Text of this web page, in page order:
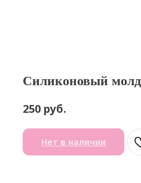
Силиконовый
250 руб.
Нет в наличии